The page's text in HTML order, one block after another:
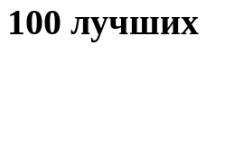
100 лучших